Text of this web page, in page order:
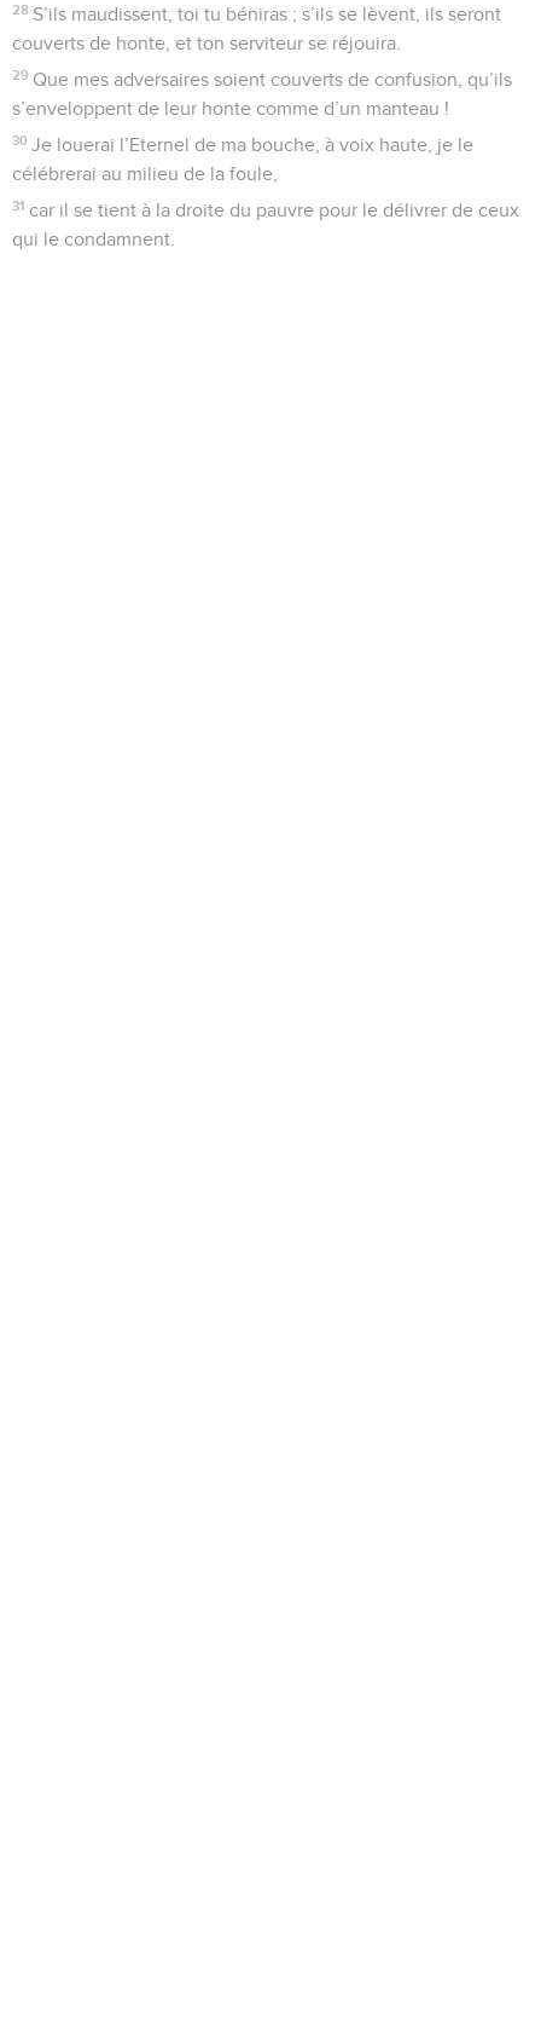
28 S’ils maudissent, toi tu béniras ; s’ils se lèvent, ils seront
couverts de honte, et ton serviteur se réjouira.
29 Que mes adversaires soient couverts de confusion, qu’ils
s’enveloppent de leur honte comme d’un manteau !
30 Je louerai l’Eternel de ma bouche, à voix haute, je le
célébrerai au milieu de la foule,
31 car il se tient à la droite du pauvre pour le délivrer de ceux
qui le condamnent.